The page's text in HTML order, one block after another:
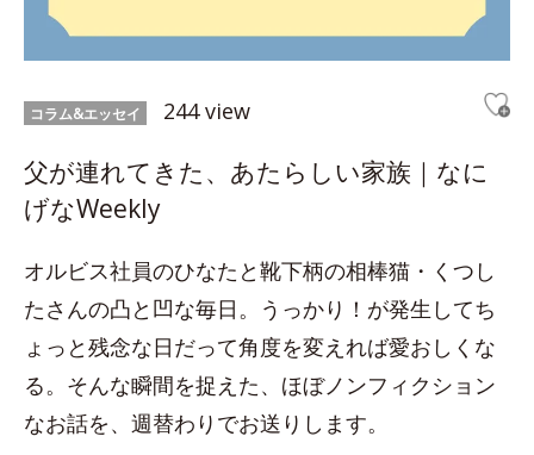
コラム&エッセイ 244 view
父が連れてきた、あたらしい家族｜なに
げなWeekly
オルビス社員のひなたと靴下柄の相棒猫・くつし
たさんの凸と凹な毎日。うっかり！が発生してち
ょっと残念な日だって角度を変えれば愛おしくな
る。そんな瞬間を捉えた、ほぼノンフィクション
なお話を、週替わりでお送りします。